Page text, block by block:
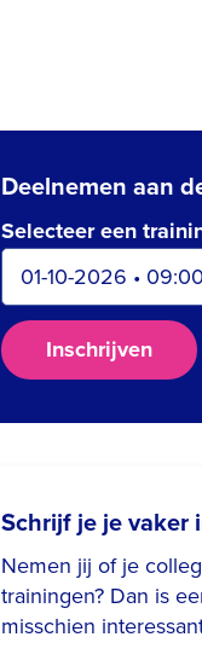
Deelnemen aan
Selecteer een
Inschrijven
Schrijf je je vaker
Nemen jij of je
trainingen? Dan is
misschien